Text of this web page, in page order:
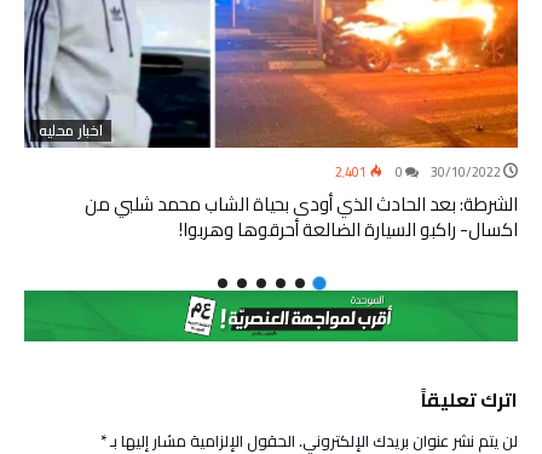
اخبار محليه
30/10/2022 2٬401
الشرطة: بعد الحادث الذي أودى بحياة الشاب محمد شلبي من
اكسال- راكبو السيارة الضالعة أحرقوها وهربوا!
اترك تعليقاً
لن يتم نشر عنوان بريدك الإلكتروني.الحقول الإلزامية مشار إليها بـ*